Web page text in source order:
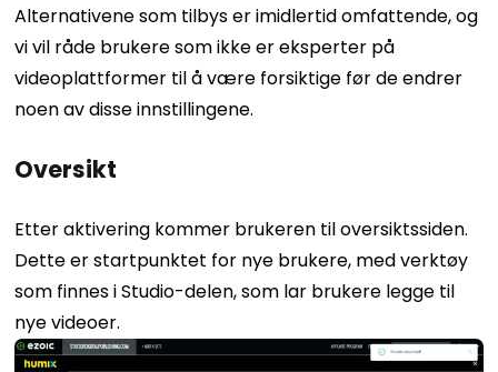
Alternativene som tilbys er imidlertid omfattende, og
vi vil råde brukere som ikke er eksperter på
videoplattformer til å være forsiktige før de endrer
noen av disse innstillingene.
Oversikt
Etter aktivering kommer brukeren til oversiktssiden.
Dette er startpunktet for nye brukere, med verktøy
som finnes i Studio-delen, som lar brukere legge til
nye videoer.